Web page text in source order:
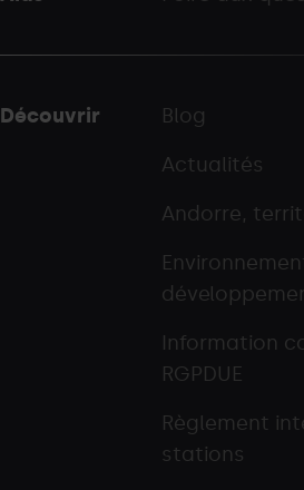
Découvrir
Blog
Actualités
Andorre,
Information
RGPDUE
Règlement
stations